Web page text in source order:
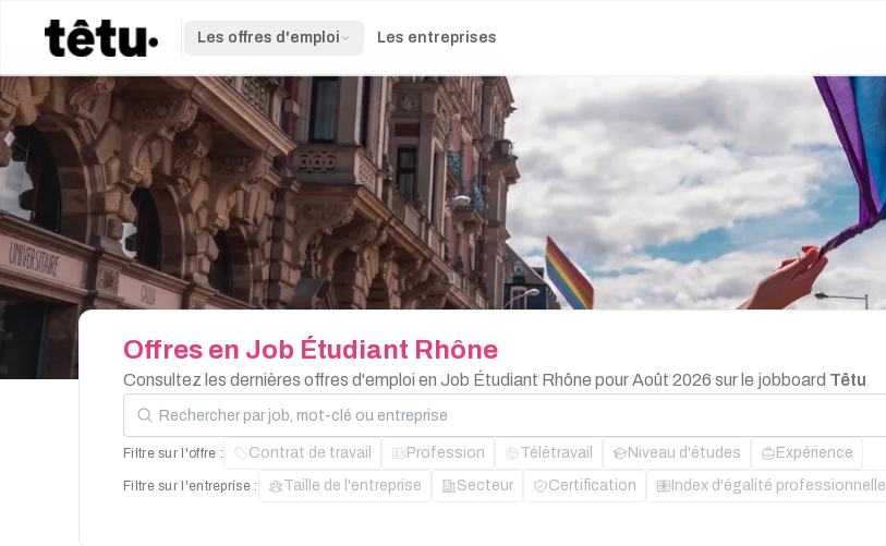
Les offres d'emploi Les entreprises
Offres en Job Étudiant Rhône
Consultez les dernières offres d'emploi en Job Étudiant Rhône pour Août 2026 sur le jobboard Têtu
Rechercher par job, mot-clé ou entreprise
Filtre sur l'offre : Contrat de travail Profession Télétravail Niveau d'études Expérience
Filtre sur l'entreprise : Taille de l'entreprise Secteur Certification Index d'égalité professionnelle